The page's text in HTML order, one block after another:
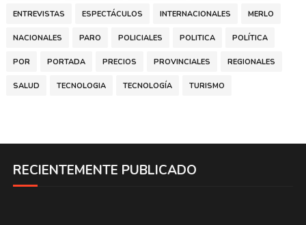
ENTREVISTAS ESPECTÁCULOS INTERNACIONALES MERLO
NACIONALES PARO POLICIALES POLITICA POLÍTICA
POR PORTADA PRECIOS PROVINCIALES REGIONALES
SALUD TECNOLOGIA TECNOLOGÍA TURISMO
RECIENTEMENTE PUBLICADO